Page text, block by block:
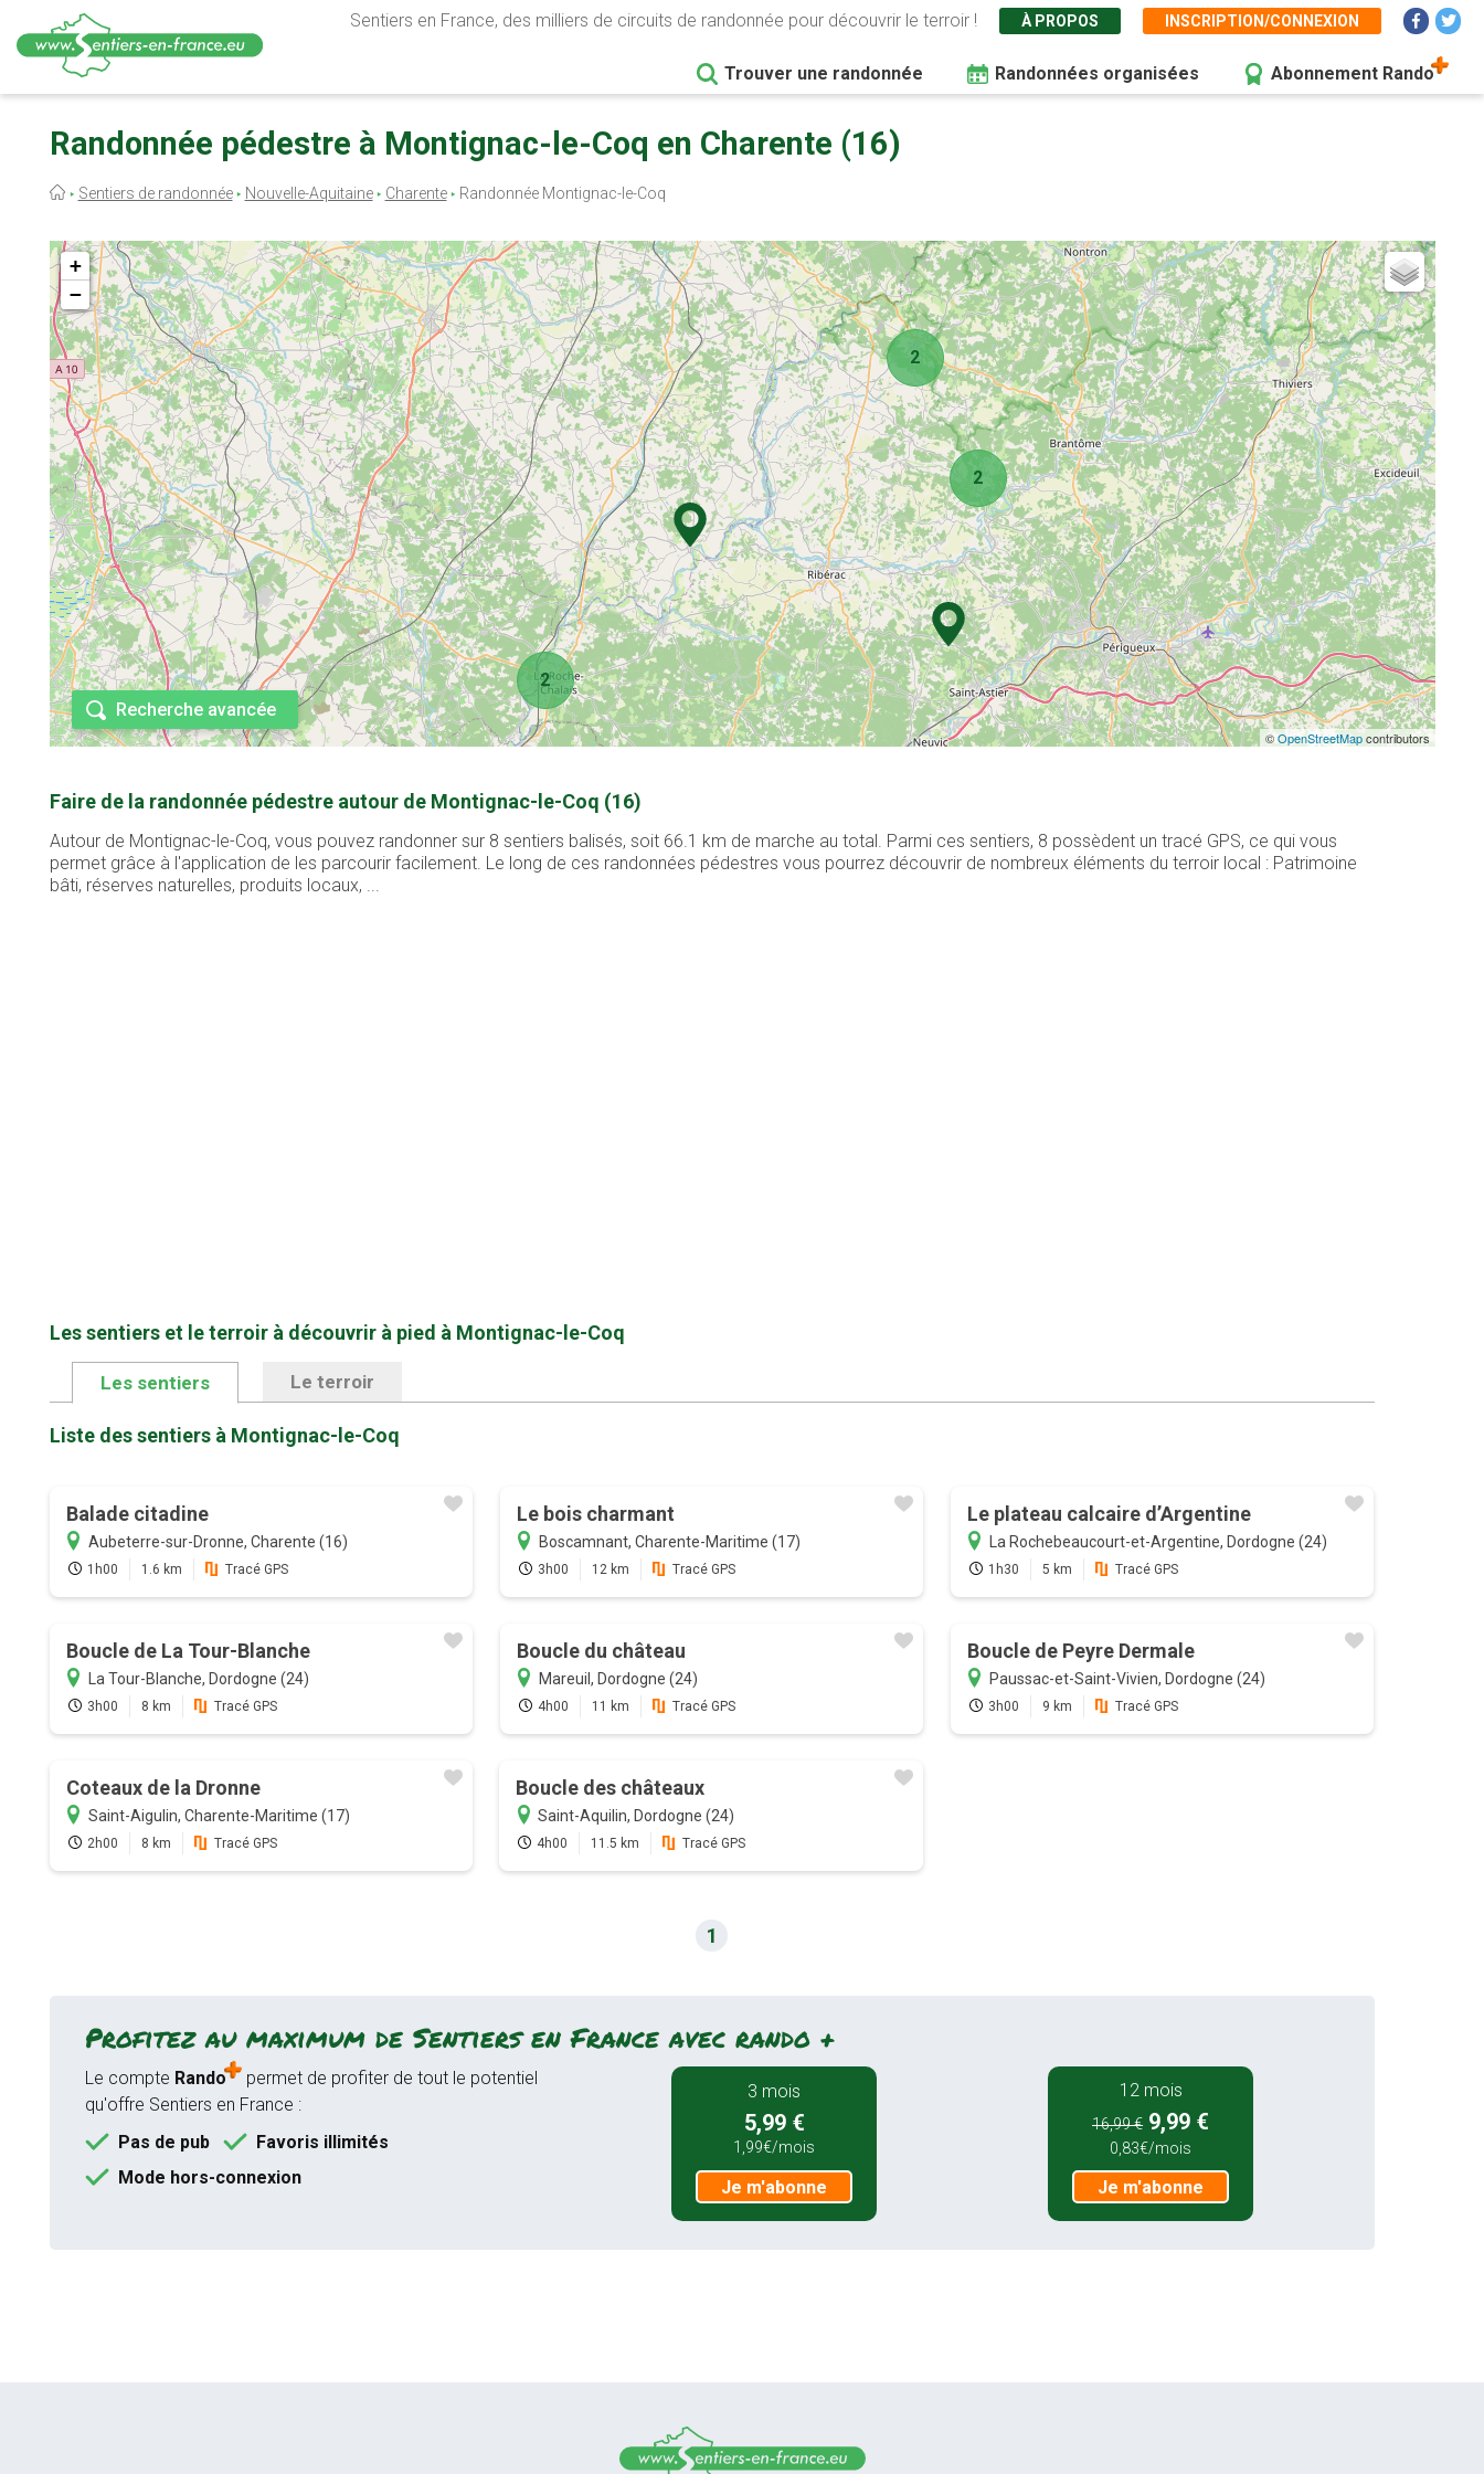
contenu
Sentiers en France, des milliers de circuits de randonnée pour découvrir le terroir ! À PROPOS INSCRIPTION/CONNEXION
Trouver une randonnée Randonnées organisées Abonnement Rando
Randonnée pédestre à Montignac-le-Coq en Charente (16)
Fil
Sentiers de randonnée Nouvelle-Aquitaine Charente Randonnée Montignac-le-Coq
2
2
2
+
−
©OpenStreetMapcontributors
Recherche avancée
Faire de la randonnée pédestre autour de Montignac-le-Coq (16)
Autour de Montignac-le-Coq, vous pouvez randonner sur 8 sentiers balisés, soit 66.1 km de marche au total. Parmi ces sentiers, 8 possèdent un tracé GPS, ce qui vous
permet grâce à l'application de les parcourir facilement. Le long de ces randonnées pédestres vous pourrez découvrir de nombreux éléments du terroir local : Patrimoine
bâti, réserves naturelles, produits locaux, ...
Les sentiers et le terroir à découvrir à pied à Montignac-le-Coq
Les sentiers Le terroir
Liste des sentiers à Montignac-le-Coq
Balade citadine
Aubeterre-sur-Dronne, Charente (16)
1h00 1.6 km Tracé GPS
Le bois charmant
Boscamnant, Charente-Maritime (17)
3h00 12 km Tracé GPS
Le plateau calcaire d’Argentine
La Rochebeaucourt-et-Argentine, Dordogne (24)
1h30 5 km Tracé GPS
Boucle de La Tour-Blanche
La Tour-Blanche, Dordogne (24)
3h00 8 km Tracé GPS
Boucle du château
Mareuil, Dordogne (24)
4h00 11 km Tracé GPS
Boucle de Peyre Dermale
Paussac-et-Saint-Vivien, Dordogne (24)
3h00 9 km Tracé GPS
Coteaux de la Dronne
Saint-Aigulin, Charente-Maritime (17)
2h00 8 km Tracé GPS
Boucle des châteaux
Saint-Aquilin, Dordogne (24)
4h00 11.5 km Tracé GPS
1
Profitez au maximum de Sentiers en France avec rando +
Le compte Rando
permet de profiter de tout le potentiel
qu'offre Sentiers en France :
Pas de pub
Favoris illimités
Mode hors-connexion
3 mois
5,99 €
1,99€/mois
Je m'abonne
12 mois
16,99 € 9,99 €
0,83€/mois
Je m'abonne